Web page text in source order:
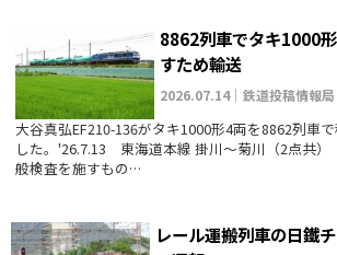
8862列車でタキ1000
すため輸送
2026.07.14｜鉄道投稿情報局
大谷真弘EF210-136がタキ1000形4両を8862列車
した。'26.7.13 東海道本線 掛川～菊川（2点共
般検査を施すもの…
レール運搬列車の日鐵